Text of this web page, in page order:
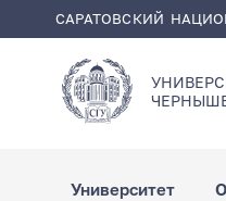
САРАТОВСКИЙ
Университет